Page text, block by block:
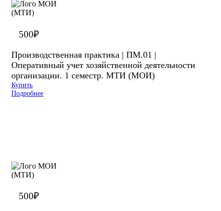
500₽
Производственная практика | ПМ.01 |
Оперативный учет хозяйственной деятельности
организации. 1 семестр. МТИ (МОИ)
Купить
Подробнее
500₽